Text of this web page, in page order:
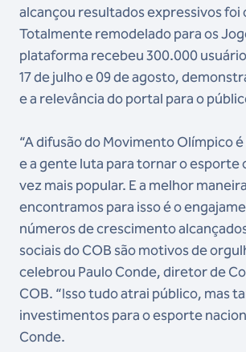
alcançou resultados expressivos foi
Totalmente remodelado para os
plataforma recebeu 300.000
17 de julho e 09 de agosto,
e a relevância do portal para o
“A difusão do Movimento Olímpico
e a gente luta para tornar o esporte
vez mais popular. E a melhor
encontramos para isso é o
números de crescimento
sociais do COB são motivos de
celebrou Paulo Conde, diretor de
COB. “Isso tudo atrai público, mas
investimentos para o esporte
Conde.